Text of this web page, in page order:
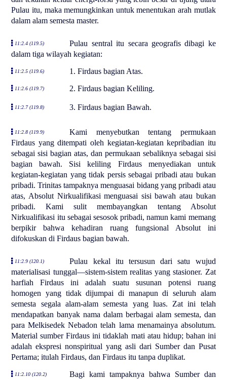
Pulau itu, maka memungkinkan untuk menentukan arah mutlak
dalam alam semesta master.
11:2.4 (119.5)
Pulau sentral itu secara geografis dibagi ke
dalam tiga wilayah kegiatan:
11:2.5 (119.6) 1. Firdaus bagian Atas.
11:2.6 (119.7) 2. Firdaus bagian Keliling.
11:2.7 (119.8) 3. Firdaus bagian Bawah.
11:2.8 (119.9)
Kami menyebutkan tentang permukaan
Firdaus yang ditempati oleh kegiatan-kegiatan kepribadian itu
sebagai sisi bagian atas, dan permukaan sebaliknya sebagai sisi
bagian bawah. Sisi keliling Firdaus menyediakan untuk
kegiatan-kegiatan yang tidak persis sebagai pribadi atau bukan
pribadi. Trinitas tampaknya menguasai bidang yang pribadi atau
atas, Absolut Nirkualifikasi menguasai sisi bawah atau bukan
pribadi. Kami sulit membayangkan tentang Absolut
Nirkualifikasi itu sebagai sesosok pribadi, namun kami memang
berpikir bahwa kehadiran ruang fungsional Absolut ini
difokuskan di Firdaus bagian bawah.
11:2.9 (120.1)
Pulau kekal itu tersusun dari satu wujud
materialisasi tunggal—sistem-sistem realitas yang stasioner. Zat
harfiah Firdaus ini adalah suatu susunan potensi ruang
homogen yang tidak dijumpai di manapun di seluruh alam
semesta segala alam-alam semesta yang luas. Zat ini telah
mendapatkan banyak nama dalam berbagai alam semesta, dan
para Melkisedek Nebadon telah lama menamainya absolutum.
Material sumber Firdaus ini tidaklah mati atau hidup; bahan ini
adalah ekspresi nonspiritual yang asli dari Sumber dan Pusat
Pertama; itulah Firdaus, dan Firdaus itu tanpa duplikat.
11:2.10 (120.2)
Bagi kami tampaknya bahwa Sumber dan